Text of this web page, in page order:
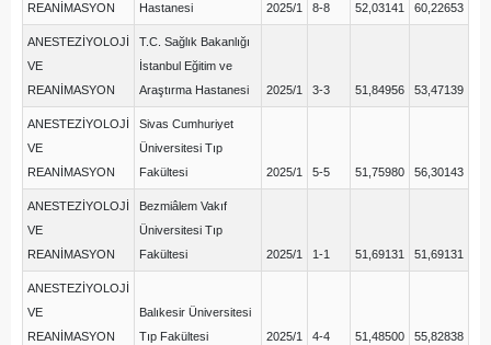
REANİMASYON
Hastanesi
2025/1 8-8 52,03141 60,22653
ANESTEZİYOLOJİ
VE
REANİMASYON
T.C. Sağlık Bakanlığı
İstanbul Eğitim ve
Araştırma Hastanesi
2025/1 3-3 51,84956 53,47139
ANESTEZİYOLOJİ
VE
REANİMASYON
Sivas Cumhuriyet
Üniversitesi Tıp
Fakültesi
2025/1 5-5 51,75980 56,30143
ANESTEZİYOLOJİ
VE
REANİMASYON
Bezmiâlem Vakıf
Üniversitesi Tıp
Fakültesi
2025/1 1-1 51,69131 51,69131
ANESTEZİYOLOJİ
VE
REANİMASYON
Balıkesir Üniversitesi
Tıp Fakültesi
2025/1 4-4 51,48500 55,82838